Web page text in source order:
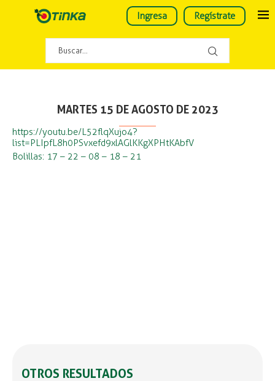
Ingresa Regístrate
MARTES 15 DE AGOSTO DE 2023
https://youtu.be/L52flqXujo4?
list=PLIpfL8h0PSvxefd9xlAGlKKgXPHtKAbfV
Bolillas: 17 – 22 – 08 – 18 – 21
OTROS RESULTADOS